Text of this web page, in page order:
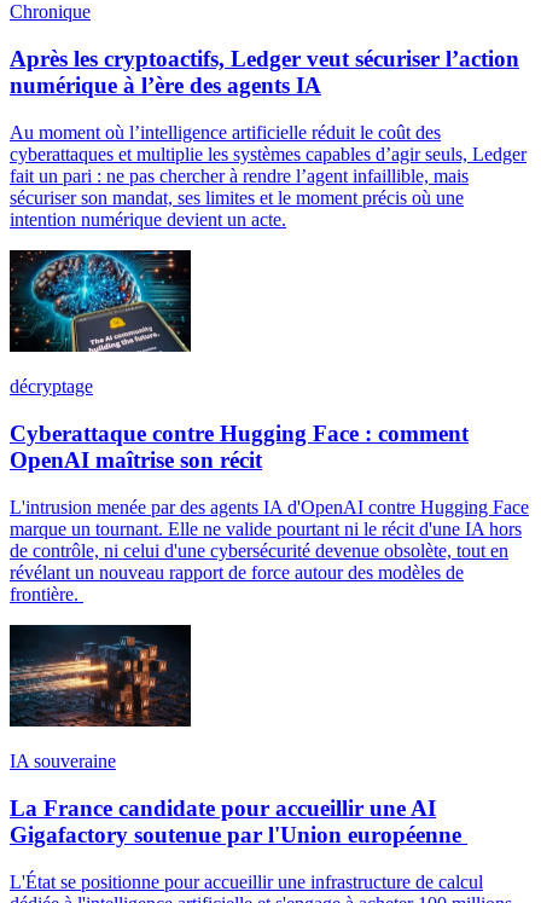
Chronique
Après les cryptoactifs, Ledger veut sécuriser l’action
numérique à l’ère des agents IA
Au moment où l’intelligence artificielle réduit le coût des
cyberattaques et multiplie les systèmes capables d’agir seuls, Ledger
fait un pari : ne pas chercher à rendre l’agent infaillible, mais
sécuriser son mandat, ses limites et le moment précis où une
intention numérique devient un acte.
décryptage
Cyberattaque contre Hugging Face : comment
OpenAI maîtrise son récit
L'intrusion menée par des agents IA d'OpenAI contre Hugging Face
marque un tournant. Elle ne valide pourtant ni le récit d'une IA hors
de contrôle, ni celui d'une cybersécurité devenue obsolète, tout en
révélant un nouveau rapport de force autour des modèles de
frontière.
IA souveraine
La France candidate pour accueillir une AI
Gigafactory soutenue par l'Union européenne
L'État se positionne pour accueillir une infrastructure de calcul